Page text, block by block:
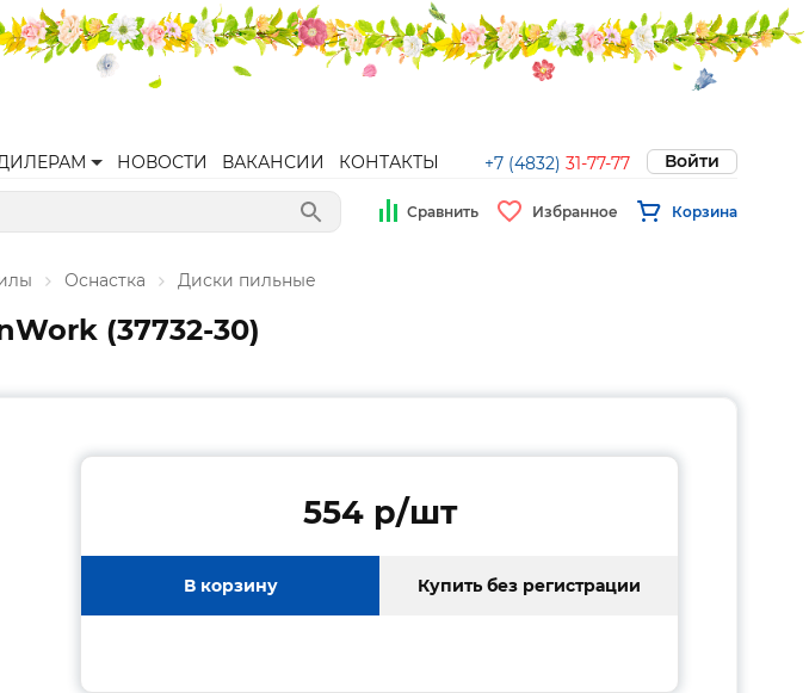
НОВОСТИ ВАКАНСИИ КОНТАКТЫ +7 (4832) 31-77-77 Войти
Сравнить Избранное Корзина
Оснастка Диски пильные
(37732-30)
554 p/шт
В корзину Купить без регистрации